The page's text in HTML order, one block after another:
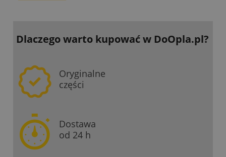
Dlaczego warto kupowaćw DoOpla.pl?
Oryginalne
części
Dostawa
od 24 h